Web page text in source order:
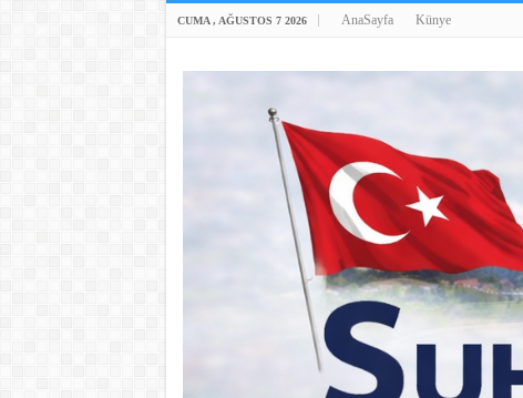
CUMA , AĞUSTOS 7 2026 AnaSayfa Künye